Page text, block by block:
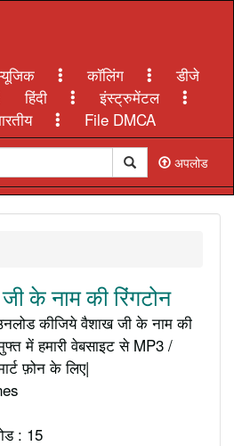
कॉलिंग
डीजे
हिंदी
इंस्ट्रुमेंटल
File DMCA
अपलोड
के नाम की रिंगटोन
कीजिये वैशाख जी के नाम की
में हमारी वेबसाइट से MP3 /
फ़ोन के लिए|
: 15